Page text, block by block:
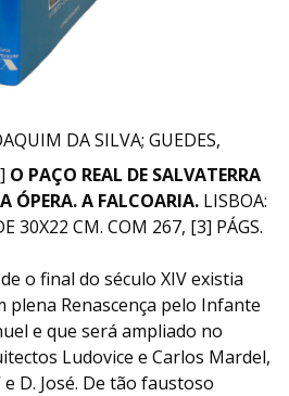
DA SILVA; GUEDES,
O PAÇO REAL DE SALVATERRA
ÓPERA. A FALCOARIA. LISBOA:
30X22 CM. COM 267, [3] PÁGS.
o final do século XIV existia
plena Renascença pelo Infante
e que será ampliado no
Ludovice e Carlos Mardel,
D. José. De tão faustoso